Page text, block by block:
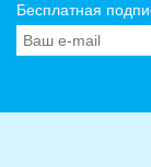
Бесплатная